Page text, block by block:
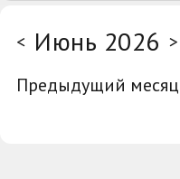
< Июнь 2026 >
Предыдущий месяц